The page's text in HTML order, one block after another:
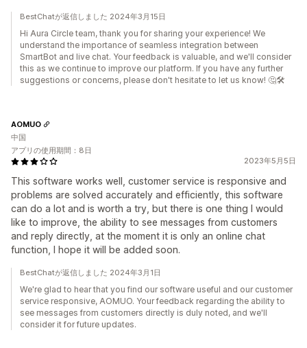
BestChatが返信しました 2024年3月15日
Hi Aura Circle team, thank you for sharing your experience! We
understand the importance of seamless integration between
SmartBot and live chat. Your feedback is valuable, and we'll consider
this as we continue to improve our platform. If you have any further
suggestions or concerns, please don't hesitate to let us know! 🤔🛠️
2023年5月5日
This software works well, customer service is responsive and
problems are solved accurately and efficiently, this software
can do a lot and is worth a try, but there is one thing I would
like to improve, the ability to see messages from customers
and reply directly, at the moment it is only an online chat
function, I hope it will be added soon.
AOMUO
中国
アプリの使用期間：8日
BestChatが返信しました 2024年3月1日
We're glad to hear that you find our software useful and our customer
service responsive, AOMUO. Your feedback regarding the ability to
see messages from customers directly is duly noted, and we'll
consider it for future updates.